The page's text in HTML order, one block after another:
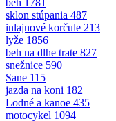
beh 1781
sklon stúpania 487
inlajnové korčule 213
lyže 1856
beh na dlhe trate 827
snežnice 590
Sane 115
jazda na koni 182
Lodné a kanoe 435
motocykel 1094